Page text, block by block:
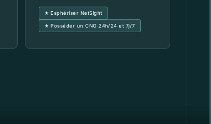
★ Esphériser NetSight
★ Posséder un CNO 24h/24 et 7j/7